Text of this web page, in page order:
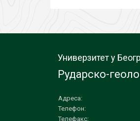
Универзитет у
Рударско-
Адреса:
Телефон:
Телефакс: